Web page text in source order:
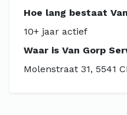
Hoe lang bestaat
10+ jaar actief
Waar is Van Gorp
Molenstraat 31, 5541